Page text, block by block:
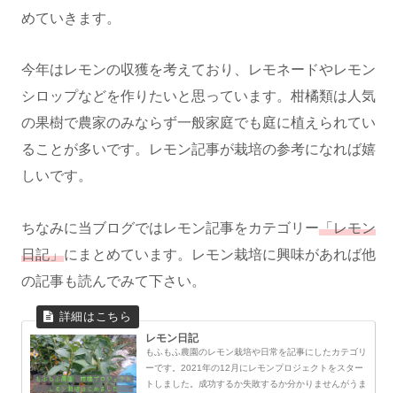
めていきます。
今年はレモンの収獲を考えており、レモネードやレモン
シロップなどを作りたいと思っています。柑橘類は人気
の果樹で農家のみならず一般家庭でも庭に植えられてい
ることが多いです。レモン記事が栽培の参考になれば嬉
しいです。
ちなみに当ブログではレモン記事をカテゴリー「レモン
日記」にまとめています。レモン栽培に興味があれば他
の記事も読んでみて下さい。
レモン日記
もふもふ農園のレモン栽培や日常を記事にしたカテゴリ
ーです。2021年の12月にレモンプロジェクトをスター
トしました。成功するか失敗するか分かりませんがうま